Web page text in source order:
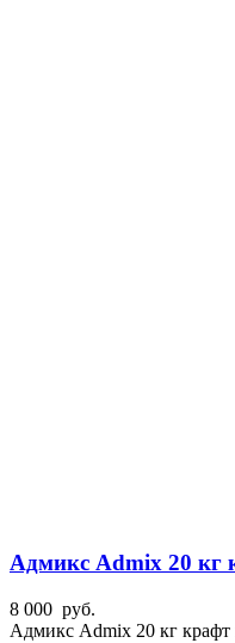
Адмикс Admix 20 кг
8 000 руб.
Адмикс Admix 20 кг крафт